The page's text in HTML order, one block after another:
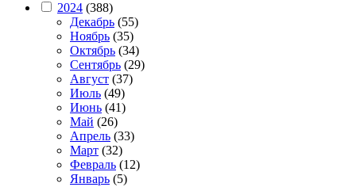
2024 (388)
Декабрь (55)
Ноябрь (35)
Октябрь (34)
Сентябрь (29)
Август (37)
Июль (49)
Июнь (41)
Май (26)
Апрель (33)
Март (32)
Февраль (12)
Январь (5)